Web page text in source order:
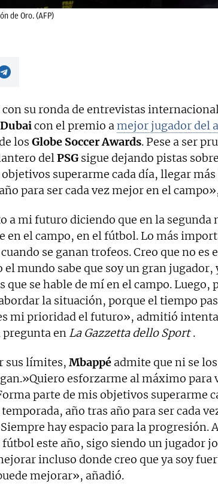
de Oro. (AFP)
con su ronda de entrevistas
Dubaicon el premio amejor jugador del
los Globe Soccer Awards. Pese a ser
delPSG sigue dejando pistas
superarme cada día, llegar más
para ser cada vez mejor en el
a mi futuro diciendo que en la segunda
en el campo, en el fútbol. Lo más
se ganan trofeos. Creo que no es
el mundo sabe que soy un gran jugador,
se hable de mí en el campo. Luego,
la situación, porque el tiempo
mi prioridad el futuro», admitió
en La Gazzetta dello Sport .
sus límites, Mbappé admite que ni se
esforzarme al máximo para
parte de mis objetivos superarme
año tras año para ser cada
hay espacio para la progresión.
este año, sigo siendo un jugador
incluso donde creo que ya soy
mejorar», añadió.